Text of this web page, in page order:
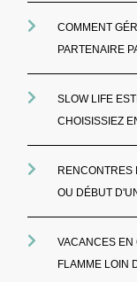
COMMENT
PARTENAIRE
SLOW LIFE
CHOISISSIEZ
RENCONTRES
OU DÉBUT
VACANCES EN
FLAMME LOIN